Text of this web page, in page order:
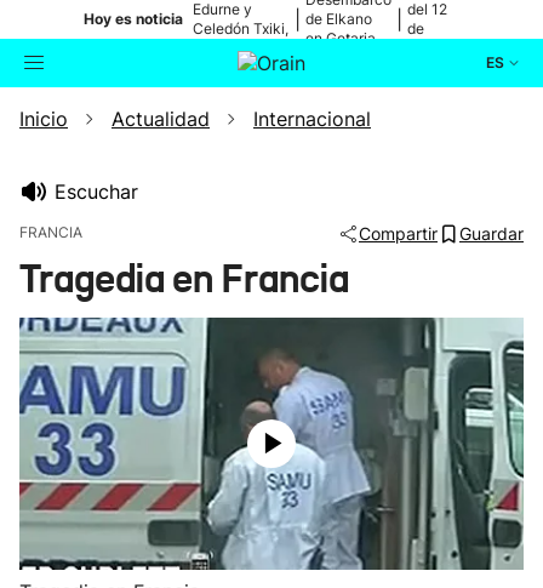
Hoy es noticia
Edurne y
Celedón Txiki,
en directo
de Elkano
en Getaria
del 12
de
ES
Buscador Actualidad
Ikusmiran
Eguraldia
Inicio Actualidad Internacional
Escuchar
FRANCIA Compartir Guardar
Tragedia en Francia